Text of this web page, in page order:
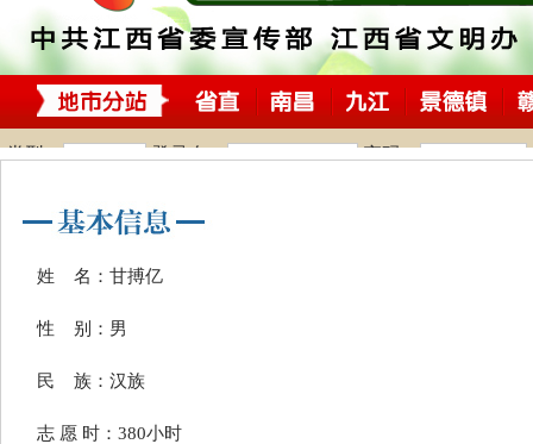
姓 名：甘搏亿
性 别：男
民 族：汉族
志 愿 时：380小时